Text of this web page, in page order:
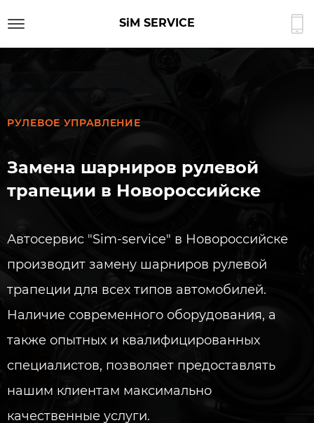
SiM SERVICE
РУЛЕВОЕ УПРАВЛЕНИЕ​
Замена шарниров рулевой
трапеции в Новороссийске​
Автосервис "Sim-service" в Новороссийске
производит замену шарниров рулевой
трапеции для всех типов автомобилей.
Наличие современного оборудования, а
также опытных и квалифицированных
специалистов, позволяет предоставлять
нашим клиентам максимально
качественные услуги.